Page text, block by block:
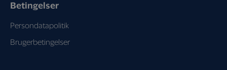
Betingelser
Persondatapolitik
Brugerbetingelser